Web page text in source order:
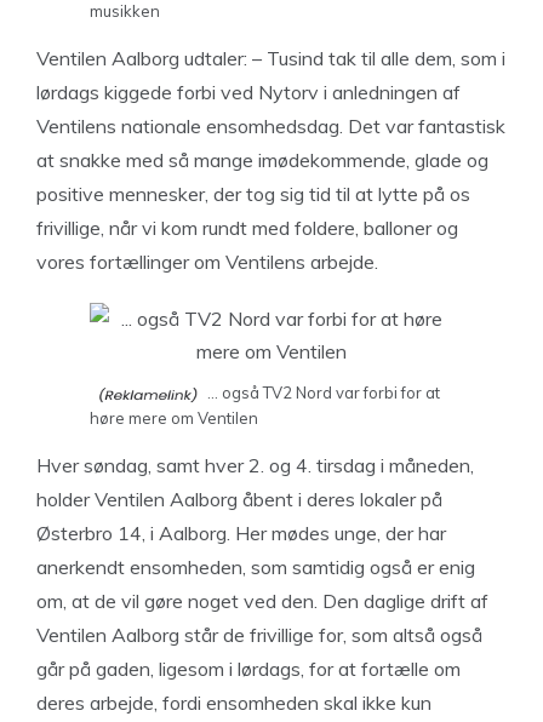
musikken
Ventilen Aalborg udtaler: – Tusind tak til alle dem, som i
lørdags kiggede forbi ved Nytorv i anledningen af
Ventilens nationale ensomhedsdag. Det var fantastisk
at snakke med så mange imødekommende, glade og
positive mennesker, der tog sig tid til at lytte på os
frivillige, når vi kom rundt med foldere, balloner og
vores fortællinger om Ventilens arbejde.
… også TV2 Nord var forbi for at
høre mere om Ventilen
Hver søndag, samt hver 2. og 4. tirsdag i måneden,
holder Ventilen Aalborg åbent i deres lokaler på
Østerbro 14, i Aalborg. Her mødes unge, der har
anerkendt ensomheden, som samtidig også er enig
om, at de vil gøre noget ved den. Den daglige drift af
Ventilen Aalborg står de frivillige for, som altså også
går på gaden, ligesom i lørdags, for at fortælle om
deres arbejde, fordi ensomheden skal ikke kun